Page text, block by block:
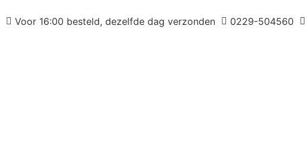
Voor 16:00 besteld, dezelfde dag verzonden 0229-504560